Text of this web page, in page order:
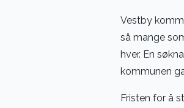
Vestby
så mange
hver. En
kommunen
Fristen for å